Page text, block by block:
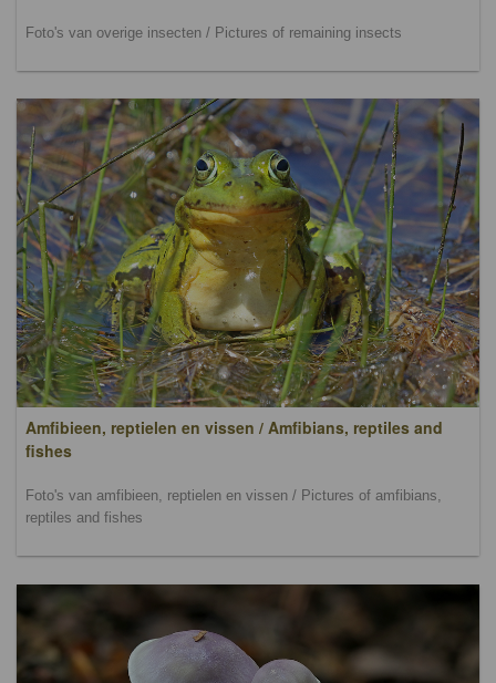
Foto's van overige insecten / Pictures of remaining insects
Amfibieen, reptielen en vissen / Amfibians, reptiles and
fishes
Foto's van amfibieen, reptielen en vissen / Pictures of amfibians,
reptiles and fishes